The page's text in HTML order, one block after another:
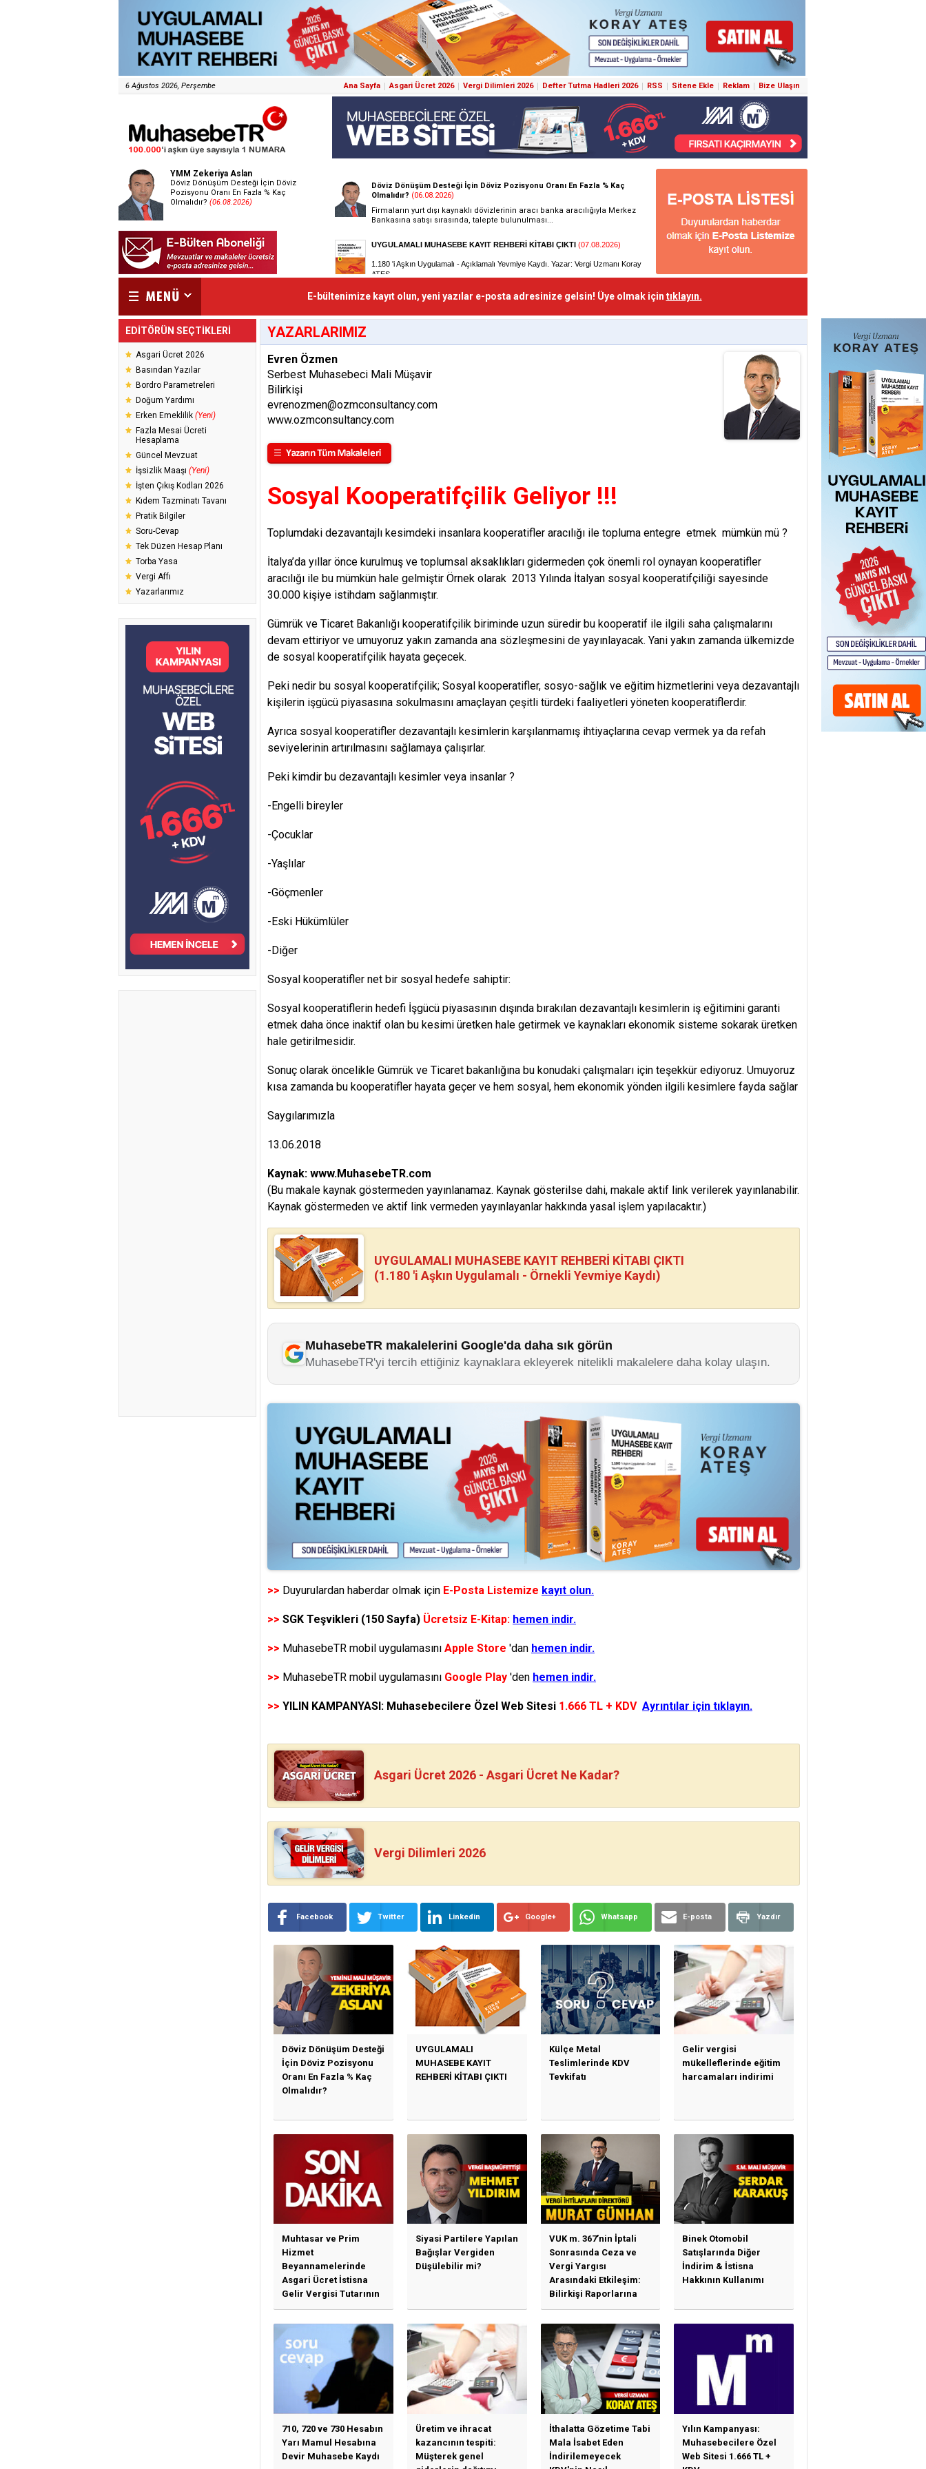
6 Ağustos 2026, Perşembe Ana Sayfa Asgari Ücret 2026 Vergi Dilimleri 2026 Defter Tutma Hadleri 2026 RSS Sitene Ekle Reklam Bize Ulaşın
YMM Zekeriya Aslan
Döviz Dönüşüm Desteği İçin Döviz
Pozisyonu Oranı En Fazla % Kaç
Olmalıdır? (06.08.2026)
E-bültenimize kayıt olun, yeni yazılar e-posta adresinize gelsin! Üye olmak için tıklayın.
EDİTÖRÜN SEÇTİKLERİ
Asgari Ücret 2026
Basından Yazılar
Bordro Parametreleri
Doğum Yardımı
Erken Emeklilik (Yeni)
Fazla Mesai Ücreti
Hesaplama
Güncel Mevzuat
İşsizlik Maaşı (Yeni)
İşten Çıkış Kodları 2026
Kıdem Tazminatı Tavanı
Pratik Bilgiler
Soru-Cevap
Tek Düzen Hesap Planı
Torba Yasa
Vergi Affı
Yazarlarımız
YAZARLARIMIZ
Evren Özmen
Serbest Muhasebeci Mali Müşavir
Bilirkişi
evrenozmen@ozmconsultancy.com
www.ozmconsultancy.com
Sosyal Kooperatifçilik Geliyor !!!
Toplumdaki dezavantajlı kesimdeki insanlara kooperatifler aracılığı ile topluma entegre etmek mümkün mü ?
İtalya’da yıllar önce kurulmuş ve toplumsal aksaklıkları gidermeden çok önemli rol oynayan kooperatifler
aracılığı ile bu mümkün hale gelmiştir Örnek olarak 2013 Yılında İtalyan sosyal kooperatifçiliği sayesinde
30.000 kişiye istihdam sağlanmıştır.
Gümrük ve Ticaret Bakanlığı kooperatifçilik biriminde uzun süredir bu kooperatif ile ilgili saha çalışmalarını
devam ettiriyor ve umuyoruz yakın zamanda ana sözleşmesini de yayınlayacak. Yani yakın zamanda ülkemizde
de sosyal kooperatifçilik hayata geçecek.
Peki nedir bu sosyal kooperatifçilik; Sosyal kooperatifler, sosyo-sağlık ve eğitim hizmetlerini veya dezavantajlı
kişilerin işgücü piyasasına sokulmasını amaçlayan çeşitli türdeki faaliyetleri yöneten kooperatiflerdir.
Ayrıca sosyal kooperatifler dezavantajlı kesimlerin karşılanmamış ihtiyaçlarına cevap vermek ya da refah
seviyelerinin artırılmasını sağlamaya çalışırlar.
Peki kimdir bu dezavantajlı kesimler veya insanlar ?
-Engelli bireyler
-Çocuklar
-Yaşlılar
-Göçmenler
-Eski Hükümlüler
-Diğer
Sosyal kooperatifler net bir sosyal hedefe sahiptir:
Sosyal kooperatiflerin hedefi İşgücü piyasasının dışında bırakılan dezavantajlı kesimlerin iş eğitimini garanti
etmek daha önce inaktif olan bu kesimi üretken hale getirmek ve kaynakları ekonomik sisteme sokarak üretken
hale getirilmesidir.
Sonuç olarak öncelikle Gümrük ve Ticaret bakanlığına bu konudaki çalışmaları için teşekkür ediyoruz. Umuyoruz
kısa zamanda bu kooperatifler hayata geçer ve hem sosyal, hem ekonomik yönden ilgili kesimlere fayda sağlar
Saygılarımızla
13.06.2018
Kaynak: www.MuhasebeTR.com
(Bu makale kaynak göstermeden yayınlanamaz. Kaynak gösterilse dahi, makale aktif link verilerek yayınlanabilir.
Kaynak göstermeden ve aktif link vermeden yayınlayanlar hakkında yasal işlem yapılacaktır.)
UYGULAMALI MUHASEBE KAYIT REHBERİ KİTABI ÇIKTI
(1.180 'i Aşkın Uygulamalı - Örnekli Yevmiye Kaydı)
MuhasebeTR makalelerini Google'da daha sık görün
MuhasebeTR'yi tercih ettiğiniz kaynaklara ekleyerek nitelikli makalelere daha kolay ulaşın.
>> Duyurulardan haberdar olmak için E-Posta Listemize kayıt olun.
>> SGK Teşvikleri (150 Sayfa) Ücretsiz E-Kitap: hemen indir.
>> MuhasebeTR mobil uygulamasını Apple Store 'dan hemen indir.
>> MuhasebeTR mobil uygulamasını Google Play 'den hemen indir.
>> YILIN KAMPANYASI: Muhasebecilere Özel Web Sitesi 1.666 TL + KDV Ayrıntılar için tıklayın.
Asgari Ücret 2026 - Asgari Ücret Ne Kadar?
Vergi Dilimleri 2026
Facebook Twitter Linkedin Google+ Whatsapp E-posta Yazdır
Döviz Dönüşüm Desteği
İçin Döviz Pozisyonu
Oranı En Fazla % Kaç
Olmalıdır?
UYGULAMALI
MUHASEBE KAYIT
REHBERİ KİTABI ÇIKTI
Külçe Metal
Teslimlerinde KDV
Tevkifatı
Gelir vergisi
mükelleflerinde eğitim
harcamaları indirimi
Muhtasar ve Prim
Hizmet
Beyannamelerinde
Asgari Ücret İstisna
Gelir Vergisi Tutarının
Güncellenmesine
İlişkin Duyuru
Siyasi Partilere Yapılan
Bağışlar Vergiden
Düşülebilir mi?
VUK m. 367’nin İptali
Sonrasında Ceza ve
Vergi Yargısı
Arasındaki Etkileşim:
Bilirkişi Raporlarına
Bağımlılık, İhtisas
Mahkemeleri ve
Yargı...
Binek Otomobil
Satışlarında Diğer
İndirim & İstisna
Hakkının Kullanımı
710, 720 ve 730 Hesabın
Yarı Mamul Hesabına
Devir Muhasebe Kaydı
Üretim ve ihracat
kazancının tespiti:
Müşterek genel
İthalatta Gözetime Tabi
Mala İsabet Eden
İndirilemeyecek
Yılın Kampanyası:
Muhasebecilere Özel
Web Sitesi 1.666 TL +